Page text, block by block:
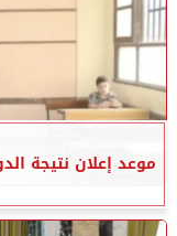
موعد إعلان نتيجة